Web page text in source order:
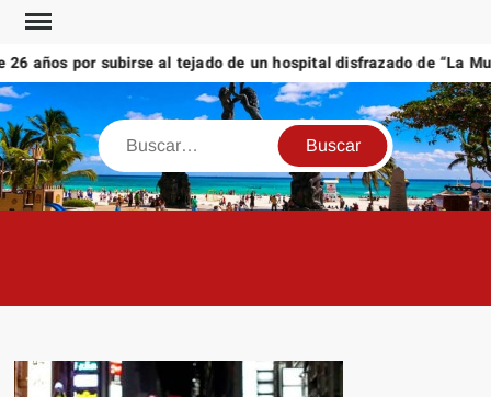
Saltar
contenido
años por subirse al tejado de un hospital disfrazado de “La
Buscar